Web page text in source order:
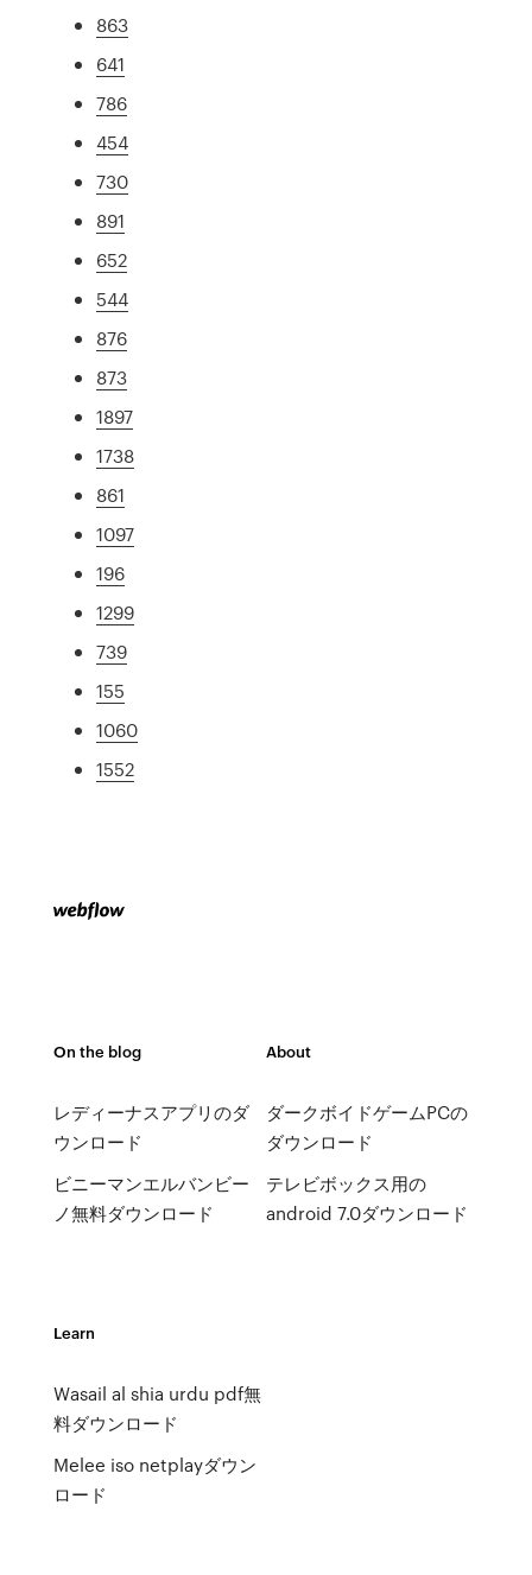
863
641
786
454
730
891
652
544
876
873
1897
1738
861
1097
196
1299
739
155
1060
1552
On the blog
レディーナスアプリのダ
ウンロード
ビニーマンエルバンビー
ノ無料ダウンロード
About
ダークボイドゲームPCの
ダウンロード
テレビボックス用の
android 7.0ダウンロード
Learn
Wasail al shia urdu pdf無
料ダウンロード
Melee iso netplayダウン
ロード